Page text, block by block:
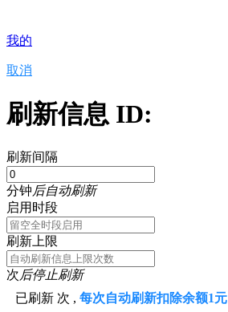
我的
取消
刷新信息 ID:
刷新间隔
分钟后自动刷新
启用时段
刷新上限
次后停止刷新
已刷新 次 ,每次自动刷新扣除余额1元